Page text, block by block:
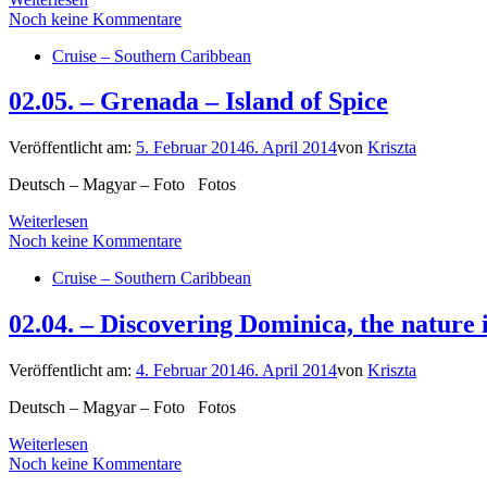
Noch keine Kommentare
Cruise – Southern Caribbean
02.05. – Grenada – Island of Spice
Veröffentlicht am: 5. Februar 20146. April 2014von Kriszta
Deutsch – Magyar – Foto Fotos
Weiterlesen
Noch keine Kommentare
Cruise – Southern Caribbean
02.04. – Discovering Dominica, the nature
Veröffentlicht am: 4. Februar 20146. April 2014von Kriszta
Deutsch – Magyar – Foto Fotos
Weiterlesen
Noch keine Kommentare